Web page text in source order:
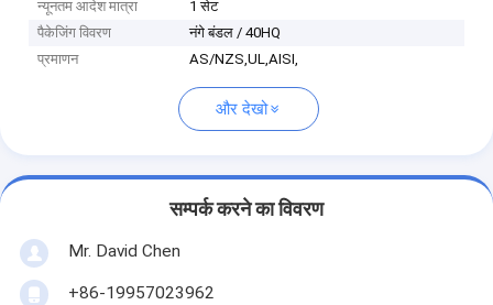
न्यूनतम आदेश मात्रा
1 सेट
पैकेजिंग विवरण
नंगे बंडल / 40HQ
प्रमाणन
AS/NZS,UL,AISI,
और देखो
सम्पर्क करने का विवरण
Mr. David Chen
+86-19957023962